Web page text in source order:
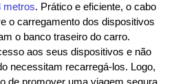
metros. Prático e eficiente, o cabo
o carregamento dos dispositivos
o banco traseiro do carro.
aos seus dispositivos e não
necessitam recarregá-los. Logo,
de promover uma viagem segura